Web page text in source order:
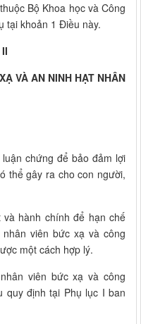
Bộ Khoa học và Công
tại khoản 1 Điều này.
VÀ AN NINH HẠT NHÂN
chứng để bảo đảm lợi
thể gây ra cho con người,
hành chính để hạn chế
viên bức xạ và công
một cách hợp lý.
viên bức xạ và công
quy định tại Phụ lục I ban